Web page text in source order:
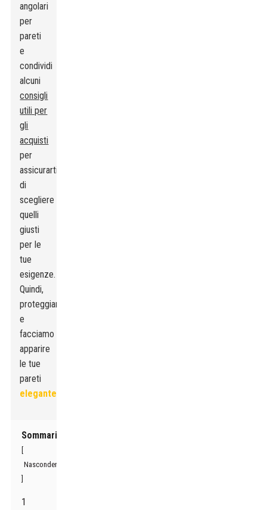
angolari
per
pareti
e
condividi
alcuni
consigli
utili per
gli
acquisti
per
assicurarti
di
scegliere
quelli
giusti
per le
tue
esigenze.
Quindi,
proteggiamo
e
facciamo
apparire
le tue
pareti
elegante
Sommario
Nascondere
1